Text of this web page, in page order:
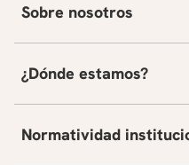
Sobre nosotros
¿Dónde estamos?
Normatividad